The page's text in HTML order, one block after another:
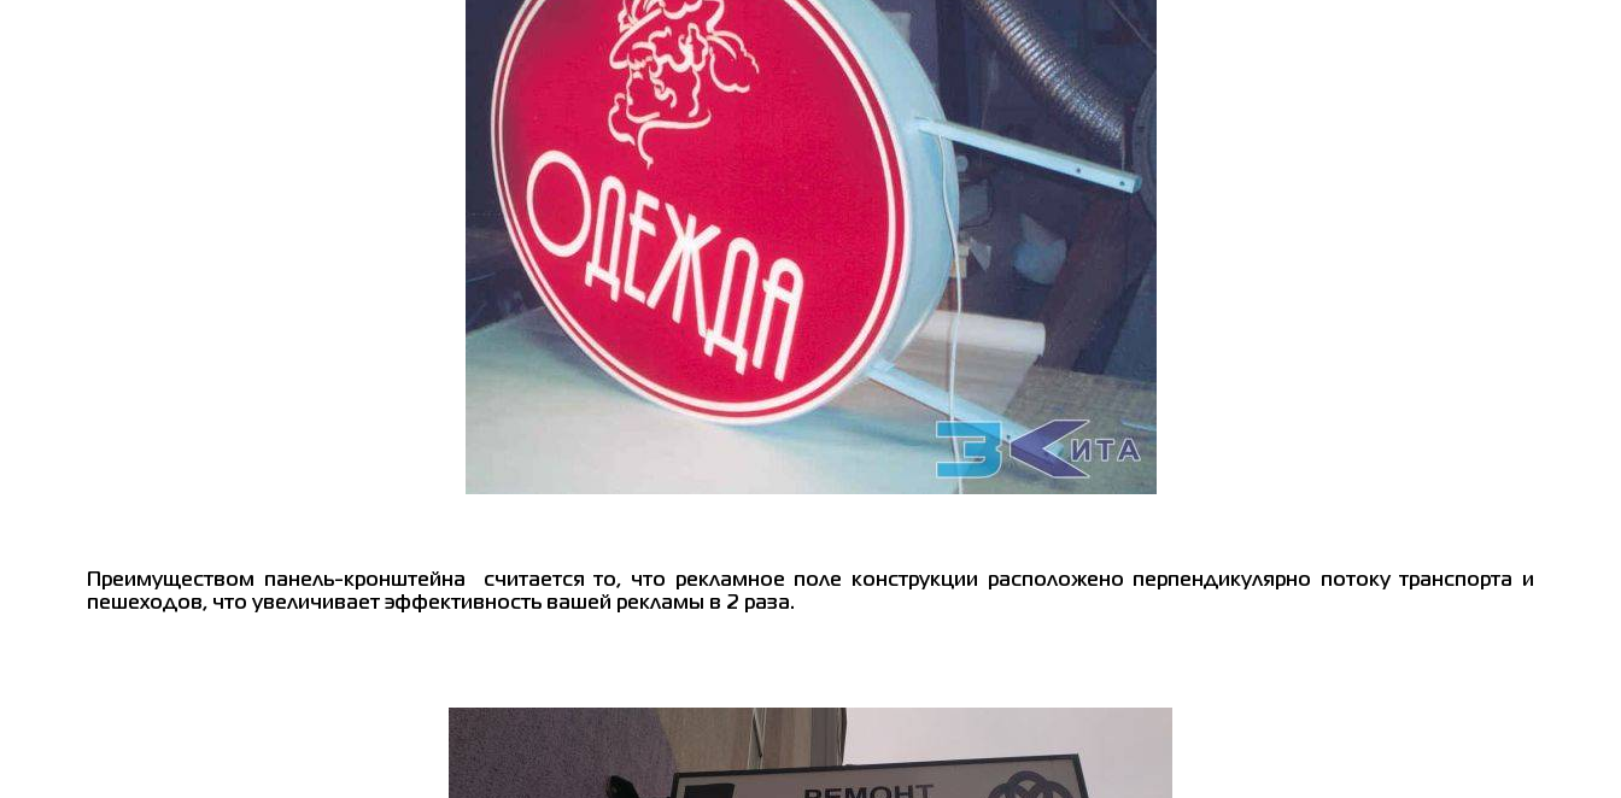
Преимуществом панель-кронштейна считается то, что рекламное поле конструкции расположено перпендикулярно потоку транспорта и
пешеходов, что увеличивает эффективность вашей рекламы в 2 раза.